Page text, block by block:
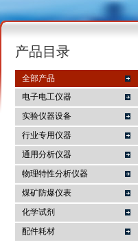
麦科仪（北京）科技有限公司
产品目录
全部产品
电子电工仪器
实验仪器设备
行业专用仪器
通用分析仪器
物理特性分析仪器
煤矿防爆仪表
化学试剂
配件耗材